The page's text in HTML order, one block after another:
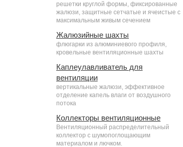
решетки круглой формы, фиксированные
жалюзи, защитные сетчатые и ячеистые с
максимальным живым сечением
Жалюзийные шахты
флюгарки из алюминиевого профиля,
кровельные вентиляционные шахты
Каплеулавливатель для
вентиляции
вертикальные жалюзи, эффективное
отделение капель влаги от воздушного
потока
Коллекторы вентиляционные
Вентиляционный распределительный
коллектор с шумопоглощающим
материалом и лючком.